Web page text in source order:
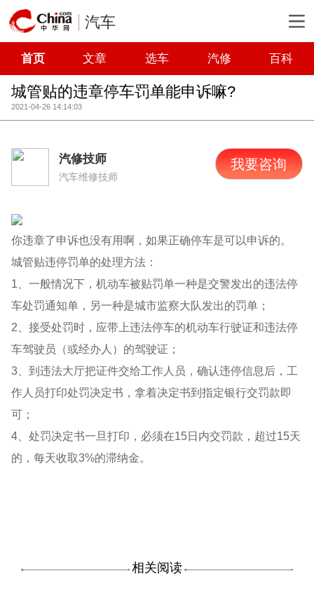
汽车
首页 文章 选车 汽修 百科
城管贴的违章停车罚单能申诉嘛?
2021-04-26 14:14:03
汽修技师
汽车维修技师
我要咨询
你违章了申诉也没有用啊，如果正确停车是可以申诉的。
城管贴违停罚单的处理方法：
1、一般情况下，机动车被贴罚单一种是交警发出的违法停
车处罚通知单，另一种是城市监察大队发出的罚单；
2、接受处罚时，应带上违法停车的机动车行驶证和违法停
车驾驶员（或经办人）的驾驶证；
3、到违法大厅把证件交给工作人员，确认违停信息后，工
作人员打印处罚决定书，拿着决定书到指定银行交罚款即
可；
4、处罚决定书一旦打印，必须在15日内交罚款，超过15天
的，每天收取3%的滞纳金。
相关阅读